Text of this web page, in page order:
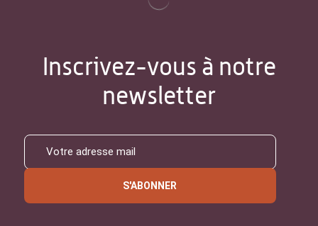
Inscrivez-vous à notre
newsletter
S'ABONNER